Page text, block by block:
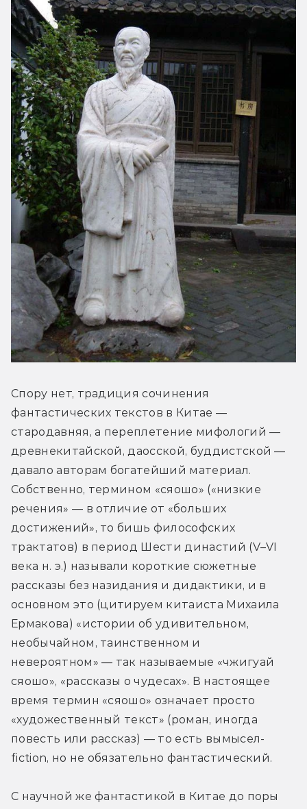
Спору нет, традиция сочинения
фантастических текстов в Китае —
стародавняя, а переплетение мифологий —
древнекитайской, даосской, буддистской —
давало авторам богатейший материал.
Собственно, термином «сяошо» («низкие
речения» — в отличие от «больших
достижений», то бишь философских
трактатов) в период Шести династий (V–VI
века н. э.) называли короткие сюжетные
рассказы без назидания и дидактики, и в
основном это (цитируем китаиста Михаила
Ермакова) «истории об удивительном,
необычайном, таинственном и
невероятном» — так называемые «чжигуай
сяошо», «рассказы о чудесах». В настоящее
время термин «сяошо» означает просто
«художественный текст» (роман, иногда
повесть или рассказ) — то есть вымысел-
fiction, но не обязательно фантастический.
С научной же фантастикой в Китае до поры